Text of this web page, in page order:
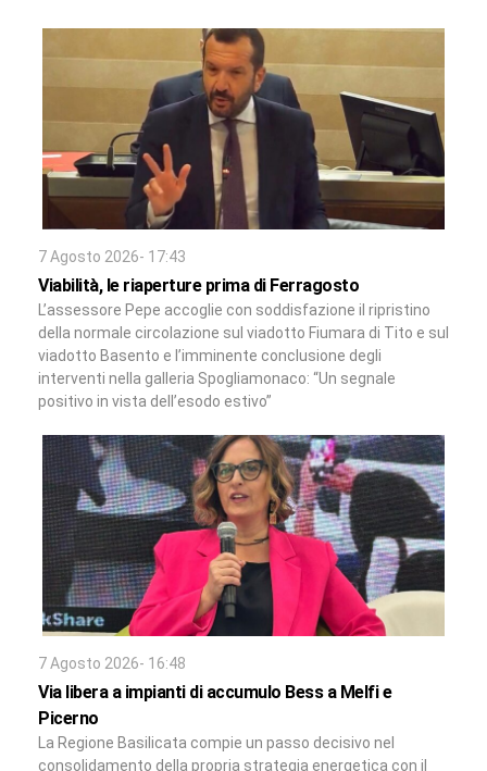
7 Agosto 2026- 17:43
Viabilità, le riaperture prima di Ferragosto
L’assessore Pepe accoglie con soddisfazione il ripristino
della normale circolazione sul viadotto Fiumara di Tito e sul
viadotto Basento e l’imminente conclusione degli
interventi nella galleria Spogliamonaco: “Un segnale
positivo in vista dell’esodo estivo”
7 Agosto 2026- 16:48
Via libera a impianti di accumulo Bess a Melfi e
Picerno
La Regione Basilicata compie un passo decisivo nel
consolidamento della propria strategia energetica con il